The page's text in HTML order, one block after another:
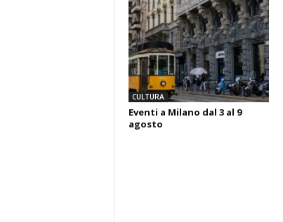
CULTURA
Eventi a Milano dal 3 al 9
agosto